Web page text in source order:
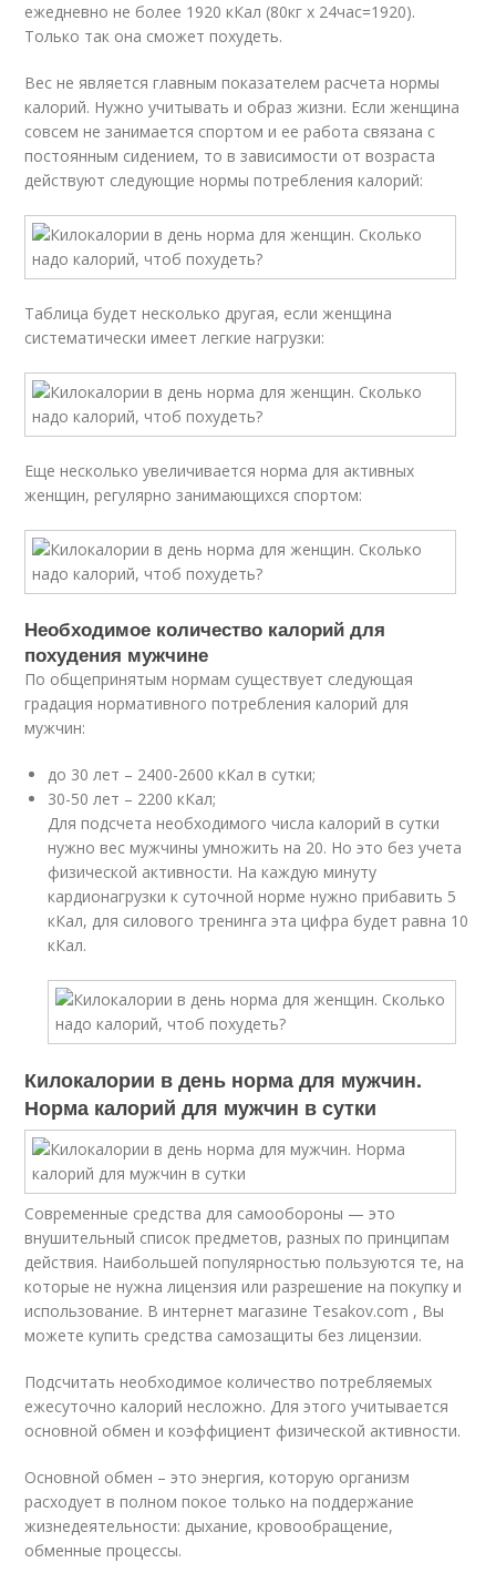
ежедневно не более 1920 кКал (80кг х 24час=1920).
Только так она сможет похудеть.
Вес не является главным показателем расчета нормы
калорий. Нужно учитывать и образ жизни. Если женщина
совсем не занимается спортом и ее работа связана с
постоянным сидением, то в зависимости от возраста
действуют следующие нормы потребления калорий:
Таблица будет несколько другая, если женщина
систематически имеет легкие нагрузки:
Еще несколько увеличивается норма для активных
женщин, регулярно занимающихся спортом:
Необходимое количество калорий для
похудения мужчине
По общепринятым нормам существует следующая
градация нормативного потребления калорий для
мужчин:
до 30 лет – 2400-2600 кКал в сутки;
30-50 лет – 2200 кКал;
Для подсчета необходимого числа калорий в сутки
нужно вес мужчины умножить на 20. Но это без учета
физической активности. На каждую минуту
кардионагрузки к суточной норме нужно прибавить 5
кКал, для силового тренинга эта цифра будет равна 10
кКал.
Килокалории в день норма для мужчин.
Норма калорий для мужчин в сутки
Современные средства для самообороны — это
внушительный список предметов, разных по принципам
действия. Наибольшей популярностью пользуются те, на
которые не нужна лицензия или разрешение на покупку и
использование. В интернет магазине Tesakov.com , Вы
можете купить средства самозащиты без лицензии.
Подсчитать необходимое количество потребляемых
ежесуточно калорий несложно. Для этого учитывается
основной обмен и коэффициент физической активности.
Основной обмен – это энергия, которую организм
расходует в полном покое только на поддержание
жизнедеятельности: дыхание, кровообращение,
обменные процессы.